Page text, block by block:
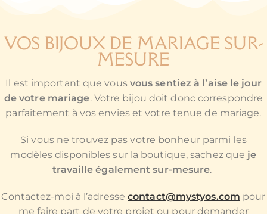
VOS BIJOUX DE MARIAGE SUR-
MESURE
Il est important que vous vous sentiez à l’aise le jour
de votre mariage. Votre bijou doit donc correspondre
parfaitement à vos envies et votre tenue de mariage.
Si vous ne trouvez pas votre bonheur parmi les
modèles disponibles sur la boutique, sachez que je
travaille également sur-mesure.
Contactez-moi à l’adressecontact@mystyos.com pour
me faire part de votre projet ou pour demander